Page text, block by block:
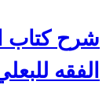
شرح كتاب
الفقه للبعلي 5 بابُ